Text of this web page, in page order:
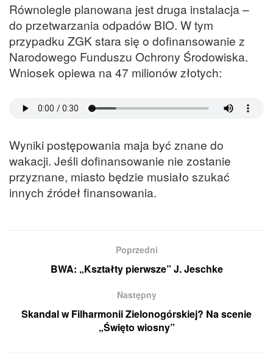
Równolegle planowana jest druga instalacja –
do przetwarzania odpadów BIO. W tym
przypadku ZGK stara się o dofinansowanie z
Narodowego Funduszu Ochrony Środowiska.
Wniosek opiewa na 47 milionów złotych:
Wyniki postępowania maja być znane do
wakacji. Jeśli dofinansowanie nie zostanie
przyznane, miasto będzie musiało szukać
innych źródeł finansowania.
Poprzedni
BWA: „Kształty pierwsze” J. Jeschke
Następny
Skandal w Filharmonii Zielonogórskiej? Na scenie
„Święto wiosny”